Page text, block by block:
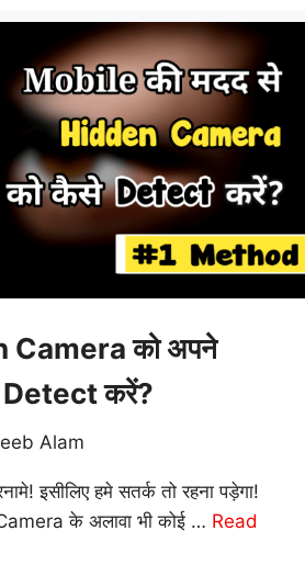
Camera को अपने
करें?
Alam
इसीलिए हमे सतर्क तो रहना पड़ेगा!
के अलावा भी कोई … Read